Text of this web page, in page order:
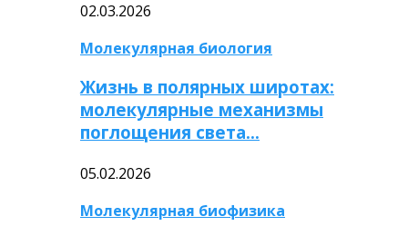
02.03.2026
Молекулярная биология
Жизнь в полярных широтах:
молекулярные механизмы
поглощения света…
05.02.2026
Молекулярная биофизика